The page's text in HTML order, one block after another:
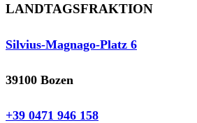
LANDTAGSFRAKTION
Silvius-Magnago-Platz 6
39100 Bozen
+39 0471 946 158